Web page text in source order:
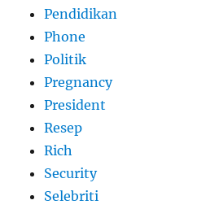
Pendidikan
Phone
Politik
Pregnancy
President
Resep
Rich
Security
Selebriti